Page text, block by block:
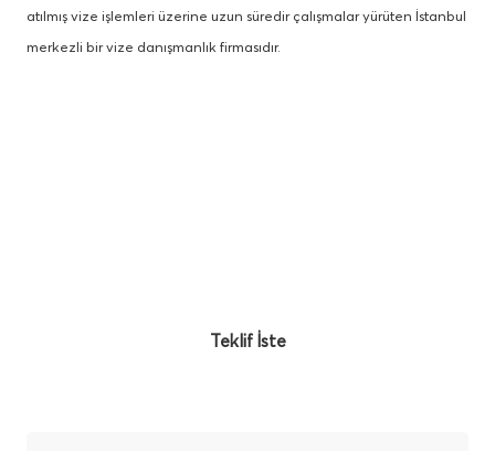
atılmış vize işlemleri üzerine uzun süredir çalışmalar yürüten İstanbul
merkezli bir vize danışmanlık firmasıdır.
Teklif İste